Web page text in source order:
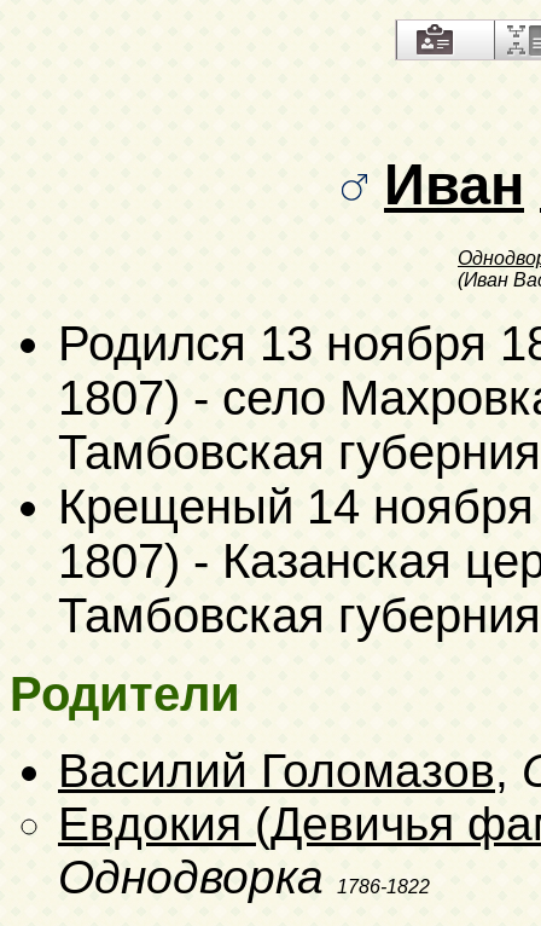
Иван
(Иван
Родился 13 ноября
1807) - село
Тамбовская губерния
Крещеный 14
1807) - Казанская
Тамбовская губерния
Родители
Василий Голомазов,
Евдокия (Девичья
Однодворка
1786-1822